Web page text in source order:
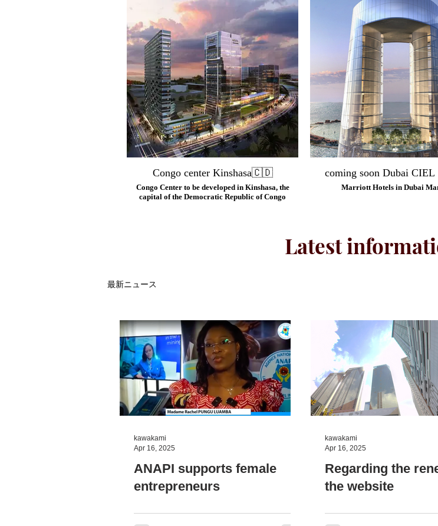
Congo center Kinshasa🇨🇩
Congo Center to be developed in Kinshasa, the
capital of the Democratic Republic of Congo
coming soon Dubai
Marriott Hotels in Dubai
Latest
最新ニュース
ANAPI supports female
entrepreneurs
kawakami
Apr 16, 2025
Regarding the
the website
kawakami
Apr 16, 2025